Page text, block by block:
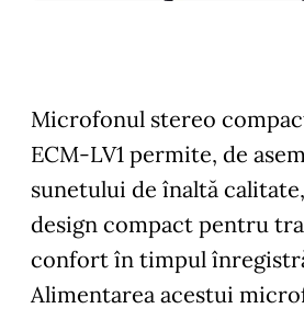
Microfonul stereo
ECM-LV1 permite, de
sunetului de înaltă
design compact pentru
confort în timpul
Alimentarea acestui